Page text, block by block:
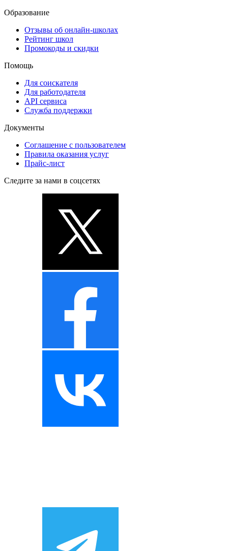
Образование
Отзывы об онлайн-школах
Рейтинг школ
Промокоды и скидки
Помощь
Для соискателя
Для работодателя
API сервиса
Служба поддержки
Документы
Соглашение с пользователем
Правила оказания услуг
Прайс-лист
Следите за нами в соцсетях